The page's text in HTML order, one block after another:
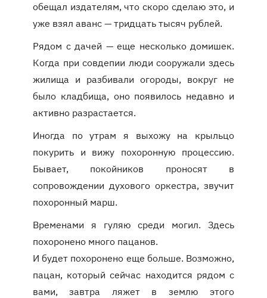
обещал издателям, что скоро сделаю это, и
уже взял аванс — тридцать тысяч рублей.
Рядом с дачей — еще несколько домишек.
Когда при совдепии люди сооружали здесь
жилища и разбивали огороды, вокруг не
было кладбища, оно появилось недавно и
активно разрастается.
Иногда по утрам я выхожу на крыльцо
покурить и вижу похоронную процессию.
Бывает, покойников проносят в
сопровождении духового оркестра, звучит
похоронный марш.
Временами я гуляю среди могил. Здесь
похоронено много пацанов.
И будет похоронено еще больше. Возможно,
пацан, который сейчас находится рядом с
вами, завтра ляжет в землю этого